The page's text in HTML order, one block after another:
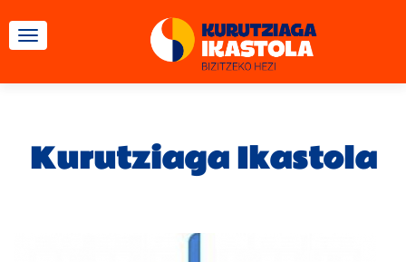
TOGGLE NAVIGATION
Kurutziaga Ikastola